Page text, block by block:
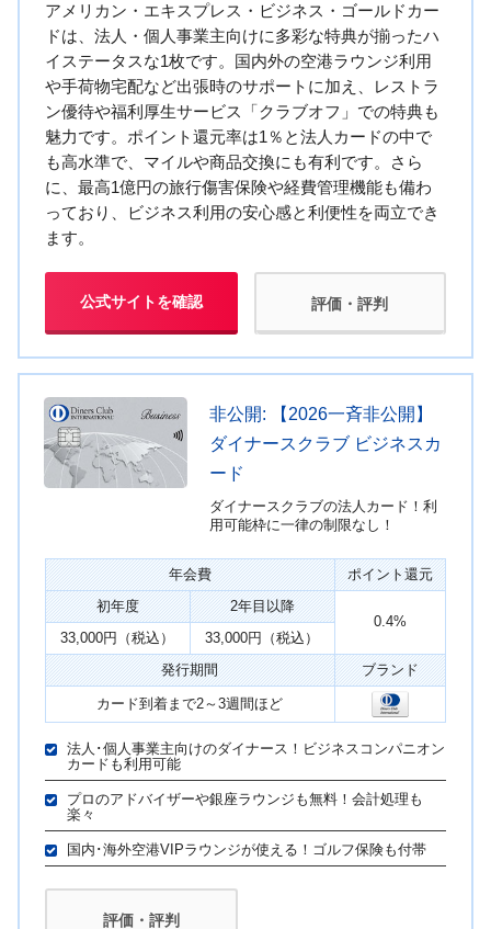
アメリカン・エキスプレス・ビジネス・ゴールドカー
ドは、法人・個人事業主向けに多彩な特典が揃ったハ
イステータスな1枚です。国内外の空港ラウンジ利用
や手荷物宅配など出張時のサポートに加え、レストラ
ン優待や福利厚生サービス「クラブオフ」での特典も
魅力です。ポイント還元率は1％と法人カードの中で
も高水準で、マイルや商品交換にも有利です。さら
に、最高1億円の旅行傷害保険や経費管理機能も備わ
っており、ビジネス利用の安心感と利便性を両立でき
ます。
公式サイトを確認 評価・評判
非公開: 【2026一斉非公開】
ダイナースクラブ ビジネスカ
ード
ダイナースクラブの法人カード！利
用可能枠に一律の制限なし！
年会費
ポイント還元
初年度
2年目以降
0.4%
33,000円（税込）
33,000円（税込）
発行期間
ブランド
カード到着まで2～3週間ほど
法人･個人事業主向けのダイナース！ビジネスコンパニオン
カードも利用可能
プロのアドバイザーや銀座ラウンジも無料！会計処理も
楽々
国内･海外空港VIPラウンジが使える！ゴルフ保険も付帯
評価・評判